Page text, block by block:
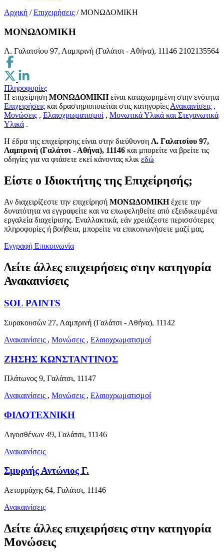
Αρχική / Επιχειρήσεις / ΜΟΝΩΔΟΜΙΚΗ
ΜΟΝΩΔΟΜΙΚΗ
Λ. Γαλατσίου 97, Λαμπρινή (Γαλάτσι - Αθήνα), 11146 2102135564
Πληροφορίες
Η επιχείρηση ΜΟΝΩΔΟΜΙΚΗείναι καταχωρημένη στην ενότητα
Επιχειρήσεις και δραστηριοποιείται στις κατηγορίεςΑνακαινίσεις ,
Μονώσεις , Ελαιοχρωματισμοί , Μονωτικά Υλικά και Στεγανωτικά
Υλικά .
H έδρα της επιχείρησης είναι στην διεύθυνση Λ. Γαλατσίου 97,
Λαμπρινή (Γαλάτσι - Αθήνα), 11146 και μπορείτε να βρείτε τις
οδηγίες για να φτάσετε εκεί κάνοντας κλικ εδώ
Είστε ο Ιδιοκτήτης της Επιχείρησής;
Αν διαχειρίζεστε την επιχείρησή ΜΟΝΩΔΟΜΙΚΗέχετε την
δυνατότητα να εγγραφείτε και να επωφεληθείτε από εξειδικευμένα
εργαλεία διαχείρισης. Εναλλακτικά, εάν χρειάζεστε περισσότερες
πληροφορίες ή βοήθεια, μπορείτε να επικοινωνήσετε μαζί μας.
Εγγραφή Επικοινωνία
Δείτε άλλες επιχειρήσεις στην κατηγορία
Ανακαινίσεις
SOL PAINTS
Συρακουσών 27, Λαμπρινή (Γαλάτσι - Αθήνα), 11142
Ανακαινίσεις , Μονώσεις , Ελαιοχρωματισμοί
ΖΗΣΗΣ ΚΩΝΣΤΑΝΤΙΝΟΣ
Πλάτωνος 9, Γαλάτσι, 11147
Ανακαινίσεις , Μονώσεις , Ελαιοχρωματισμοί
ΦΙΛΟΤΕΧΝΙΚΗ
Αιγοσθένων 49, Γαλάτσι, 11146
Ανακαινίσεις
Σμυρνής Αντώνιος Γ.
Αετορράχης 64, Γαλάτσι, 11146
Ανακαινίσεις
Δείτε άλλες επιχειρήσεις στην κατηγορία
Μονώσεις